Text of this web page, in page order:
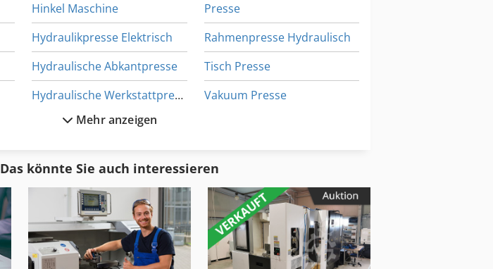
Hinkel Maschine
Hydraulikpresse Elektrisch
Hydraulische Abkantpresse
Hydraulische Werkstattpresse
Manuelle Presse
Papier Presse
Presse
Rahmenpresse Hydraulisch
Tisch Presse
Vakuum Presse
Mehr anzeigen
Das könnte Sie auch interessieren